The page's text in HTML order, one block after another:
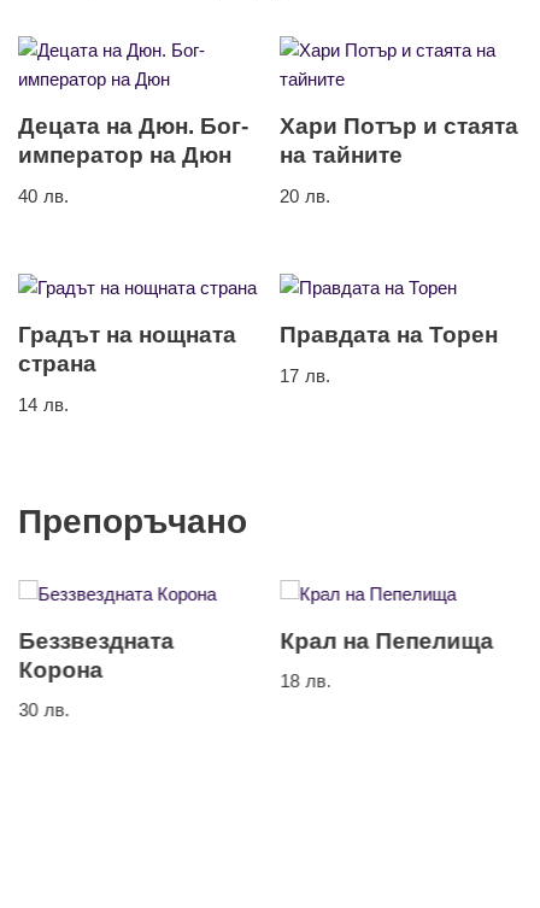
Децата на Дюн. Бог-
император на Дюн
40 лв.
Хари Потър и стаята
на тайните
20 лв.
Градът на нощната
страна
14 лв.
Правдата на Торен
17 лв.
Препоръчано
Беззвездната
Корона
30 лв.
Крал на Пепелища
18 лв.